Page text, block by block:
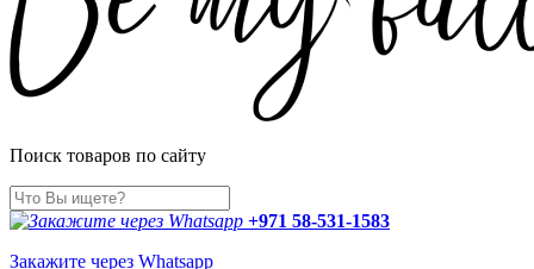
Поиск товаров по сайту
+971 58-531-1583
Закажите через Whatsapp